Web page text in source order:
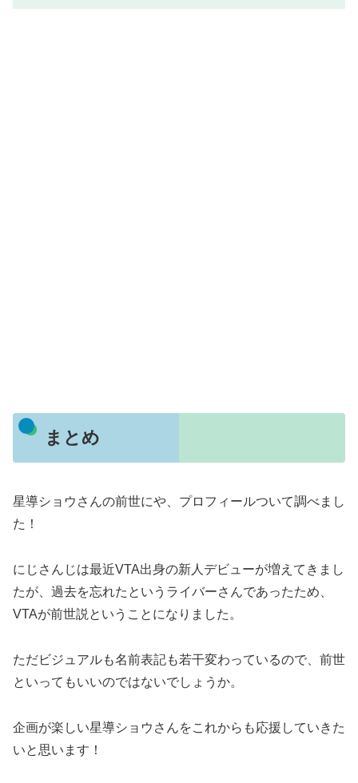
まとめ
星導ショウさんの前世にや、プロフィールついて調べまし
た！
にじさんじは最近VTA出身の新人デビューが増えてきまし
たが、過去を忘れたというライバーさんであったため、
VTAが前世説ということになりました。
ただビジュアルも名前表記も若干変わっているので、前世
といってもいいのではないでしょうか。
企画が楽しい星導ショウさんをこれからも応援していきた
いと思います！